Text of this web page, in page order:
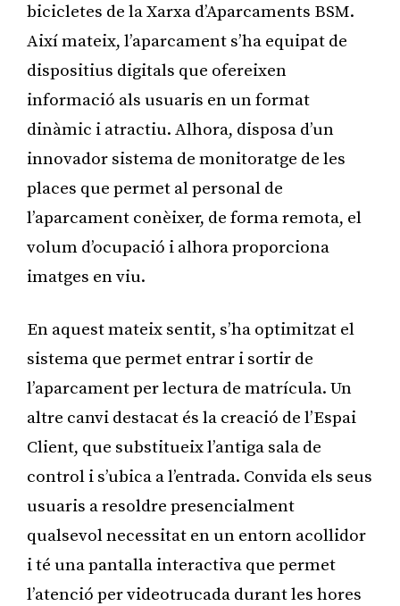
bicicletes de la Xarxa d’Aparcaments BSM.
Així mateix, l’aparcament s’ha equipat de
dispositius digitals que ofereixen
informació als usuaris en un format
dinàmic i atractiu. Alhora, disposa d’un
innovador sistema de monitoratge de les
places que permet al personal de
l’aparcament conèixer, de forma remota, el
volum d’ocupació i alhora proporciona
imatges en viu.
En aquest mateix sentit, s’ha optimitzat el
sistema que permet entrar i sortir de
l’aparcament per lectura de matrícula. Un
altre canvi destacat és la creació de l’Espai
Client, que substitueix l’antiga sala de
control i s’ubica a l’entrada. Convida els seus
usuaris a resoldre presencialment
qualsevol necessitat en un entorn acollidor
i té una pantalla interactiva que permet
l’atenció per videotrucada durant les hores